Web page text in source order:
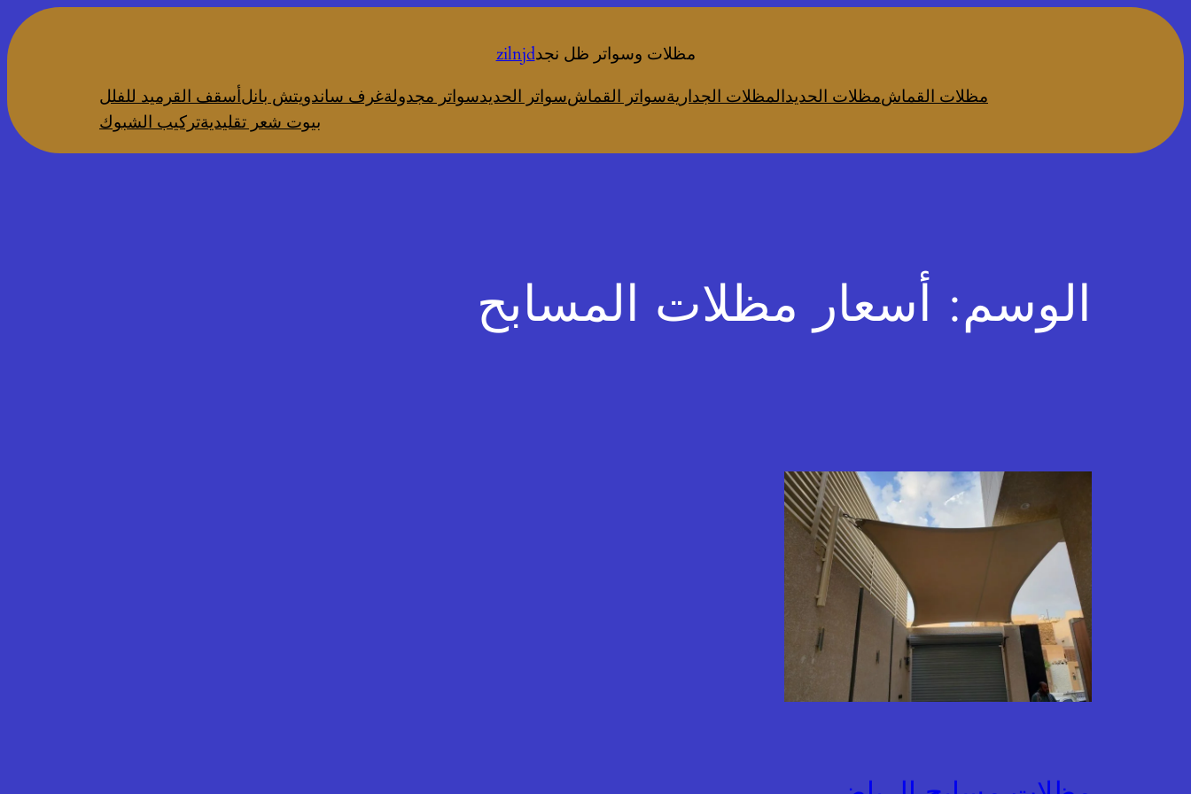
تخطى
إلى
مظلات وسواتر ظل نجدzilnjd
مظلات القماشمظلات الحديدالمظلات الجداريةسواتر القماشسواتر الحديدسواتر مجدولةغرف ساندويتش بانلأسقف القرميد للفلل
بيوت شعر تقليديةتركيب الشبوك
الوسم: أسعار مظلات المسابح